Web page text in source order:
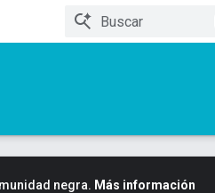
negra. Más información